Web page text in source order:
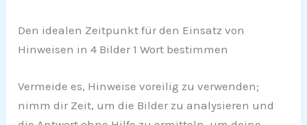
Den idealen Zeitpunkt für den Einsatz von
Hinweisen in 4 Bilder 1 Wort bestimmen
Vermeide es, Hinweise voreilig zu verwenden;
nimm dir Zeit, um die Bilder zu analysieren und